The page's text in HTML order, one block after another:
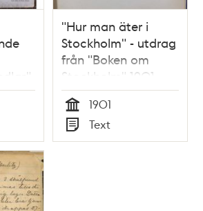
"Hur man äter i
Stockholm" - utdrag
från "Boken om
Stockholm" 1901
Tid
1901
Typ
Text